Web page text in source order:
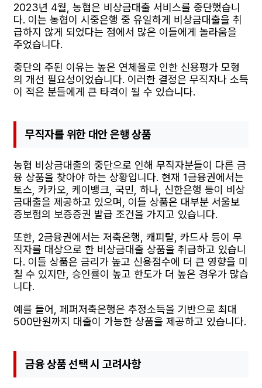
2023년 4월, 농협은 비상금대출 서비스를 중단했습니
다. 이는 농협이 시중은행 중 유일하게 비상금대출을 취
급하지 않게 되었다는 점에서 많은 이들에게 놀라움을
주었습니다.
중단의 주된 이유는 높은 연체율로 인한 신용평가 모형
의 개선 필요성이었습니다. 이러한 결정은 무직자나 소득
이 적은 분들에게 큰 타격이 될 수 있습니다.
무직자를 위한 대안 은행 상품
농협 비상금대출의 중단으로 인해 무직자분들이 다른 금
융 상품을 찾아야 하는 상황입니다. 현재 1금융권에서는
토스, 카카오, 케이뱅크, 국민, 하나, 신한은행 등이 비상
금대출을 제공하고 있으며, 이들 상품은 대부분 서울보
증보험의 보증증권 발급 조건을 가지고 있습니다.
또한, 2금융권에서는 저축은행, 캐피탈, 카드사 등이 무
직자를 대상으로 한 비상금대출 상품을 취급하고 있습니
다. 이들 상품은 금리가 높고 신용점수에 더 큰 영향을 미
칠 수 있지만, 승인률이 높고 한도가 더 높은 경우가 많습
니다.
예를 들어, 페퍼저축은행은 추정소득을 기반으로 최대
500만원까지 대출이 가능한 상품을 제공하고 있습니다.
금융 상품 선택 시 고려사항